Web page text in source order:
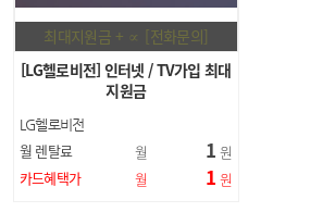
최대지원금 + ∝ [전화문의]
[LG헬로비전] 인터넷 / TV가입 최대
지원금
LG헬로비전
월 렌탈료 월 1 원
카드혜택가
월 1 원